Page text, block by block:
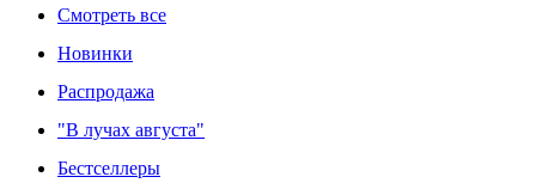
Смотреть все
Новинки
Распродажа
"В лучах августа"
Бестселлеры